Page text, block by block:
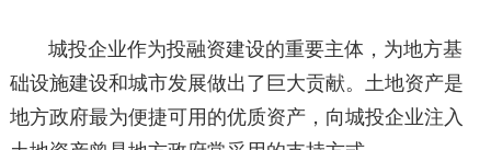
城投企业作为投融资建设的重要主体，为地方基
础设施建设和城市发展做出了巨大贡献。土地资产是
地方政府最为便捷可用的优质资产，向城投企业注入